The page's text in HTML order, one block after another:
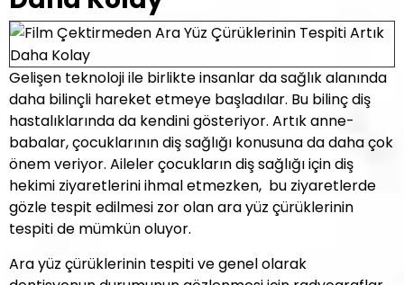
Gelişen teknoloji ile birlikte insanlar da sağlık alanında
daha bilinçli hareket etmeye başladılar. Bu bilinç diş
hastalıklarında da kendini gösteriyor. Artık anne-
babalar, çocuklarının diş sağlığı konusuna da daha çok
önem veriyor. Aileler çocukların diş sağlığı için diş
hekimi ziyaretlerini ihmal etmezken, bu ziyaretlerde
gözle tespit edilmesi zor olan ara yüz çürüklerinin
tespiti de mümkün oluyor.
Ara yüz çürüklerinin tespiti ve genel olarak